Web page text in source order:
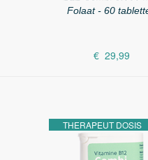
Folaat - 60
€ 29,99
THERAPEUT DOSIS